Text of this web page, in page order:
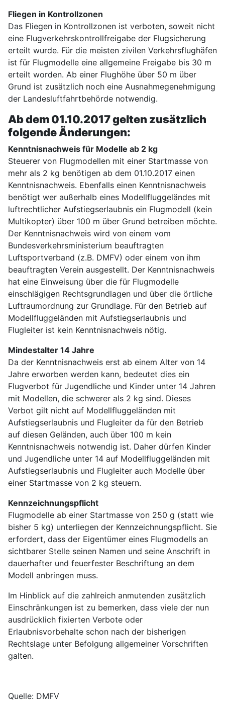
Fliegen in Kontrollzonen
Das Fliegen in Kontrollzonen ist verboten, soweit nicht
eine Flugverkehrskontrollfreigabe der Flugsicherung
erteilt wurde. Für die meisten zivilen Verkehrsflughäfen
ist für Flugmodelle eine allgemeine Freigabe bis 30 m
erteilt worden. Ab einer Flughöhe über 50 m über
Grund ist zusätzlich noch eine Ausnahmegenehmigung
der Landesluftfahrtbehörde notwendig.
Ab dem 01.10.2017 gelten zusätzlich
folgende Änderungen:
Kenntnisnachweis für Modelle ab 2 kg
Steuerer von Flugmodellen mit einer Startmasse von
mehr als 2 kg benötigen ab dem 01.10.2017 einen
Kenntnisnachweis. Ebenfalls einen Kenntnisnachweis
benötigt wer außerhalb eines Modellfluggeländes mit
luftrechtlicher Aufstiegserlaubnis ein Flugmodell (kein
Multikopter) über 100 m über Grund betreiben möchte.
Der Kenntnisnachweis wird von einem vom
Bundesverkehrsministerium beauftragten
Luftsportverband (z.B. DMFV) oder einem von ihm
beauftragten Verein ausgestellt. Der Kenntnisnachweis
hat eine Einweisung über die für Flugmodelle
einschlägigen Rechtsgrundlagen und über die örtliche
Luftraumordnung zur Grundlage. Für den Betrieb auf
Modellfluggeländen mit Aufstiegserlaubnis und
Flugleiter ist kein Kenntnisnachweis nötig.
Mindestalter 14 Jahre
Da der Kenntnisnachweis erst ab einem Alter von 14
Jahre erworben werden kann, bedeutet dies ein
Flugverbot für Jugendliche und Kinder unter 14 Jahren
mit Modellen, die schwerer als 2 kg sind. Dieses
Verbot gilt nicht auf Modellfluggeländen mit
Aufstiegserlaubnis und Flugleiter da für den Betrieb
auf diesen Geländen, auch über 100 m kein
Kenntnisnachweis notwendig ist. Daher dürfen Kinder
und Jugendliche unter 14 auf Modellfluggeländen mit
Aufstiegserlaubnis und Flugleiter auch Modelle über
einer Startmasse von 2 kg steuern.
Kennzeichnungspflicht
Flugmodelle ab einer Startmasse von 250 g (statt wie
bisher 5 kg) unterliegen der Kennzeichnungspflicht. Sie
erfordert, dass der Eigentümer eines Flugmodells an
sichtbarer Stelle seinen Namen und seine Anschrift in
dauerhafter und feuerfester Beschriftung an dem
Modell anbringen muss.
Im Hinblick auf die zahlreich anmutenden zusätzlich
Einschränkungen ist zu bemerken, dass viele der nun
ausdrücklich fixierten Verbote oder
Erlaubnisvorbehalte schon nach der bisherigen
Rechtslage unter Befolgung allgemeiner Vorschriften
galten.
Quelle: DMFV